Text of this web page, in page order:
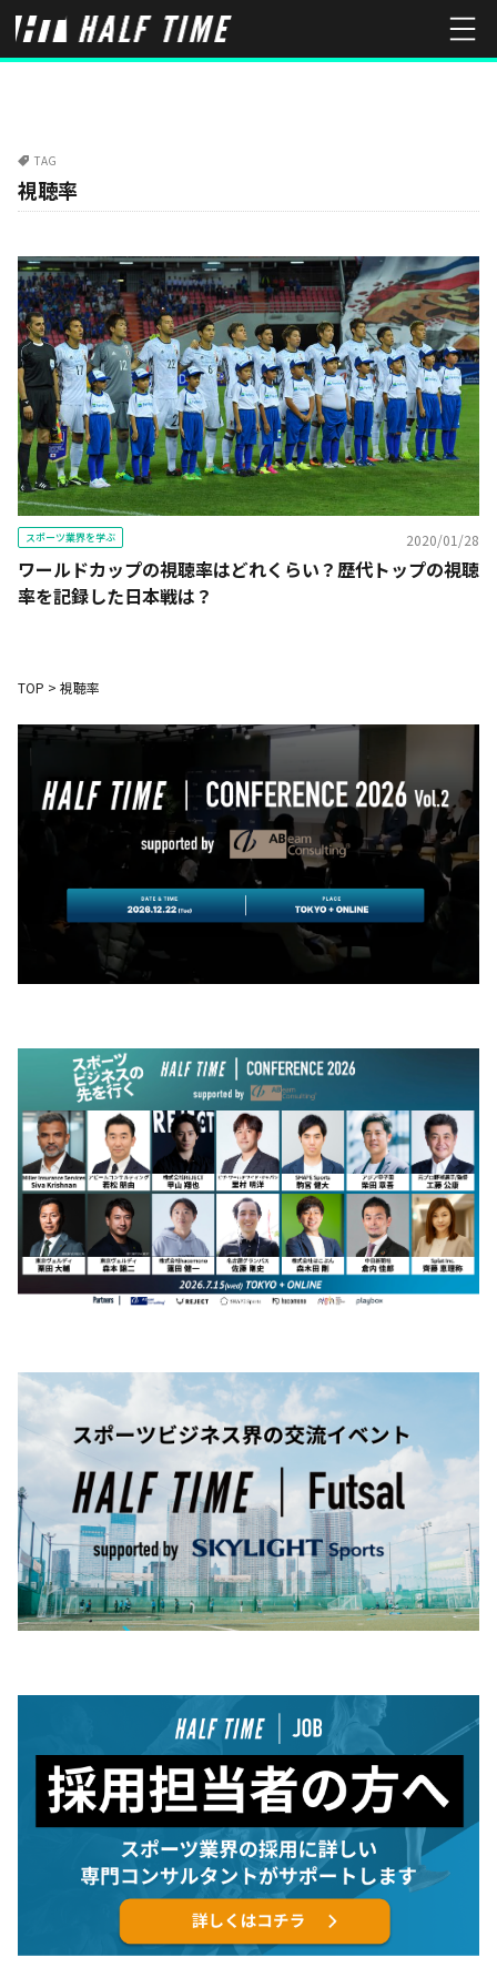
TAG
視聴率
スポーツ業界を学ぶ 2020/01/28
ワールドカップの視聴率はどれくらい？歴代トップの視聴
率を記録した日本戦は？
TOP > 視聴率